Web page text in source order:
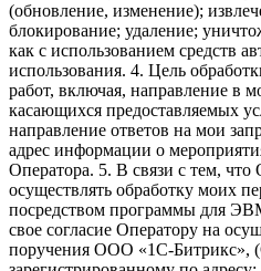
(обновление, изменение);
блокирование; удаление;
как с использованием средств
использования. 4. Цель
работ, включая, направление в
касающихся предоставляемых
направление ответов на мои
адрес информации о
Оператора. 5. В связи с тем, что
осуществлять обработку моих
посредством программы для
свое согласие Оператору на
поручения ООО «1С-Битрикс»,